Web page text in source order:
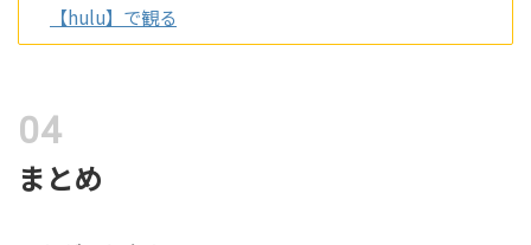
【hulu】で観る
まとめ